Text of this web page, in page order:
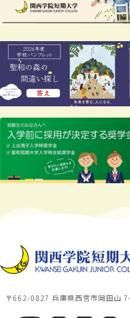
〒662-0827 兵庫県西宮市岡田山